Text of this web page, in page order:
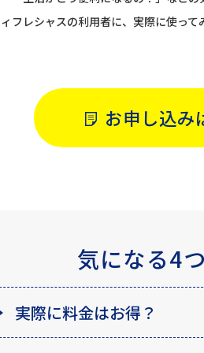
フレシャスの利用者に、実際に使っ
お申し込み
気になる4
実際に料金はお得？